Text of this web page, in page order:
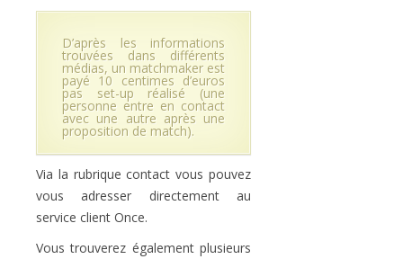
D’après les informations
trouvées dans différents
médias, un matchmaker est
payé 10 centimes d’euros
pas set-up réalisé (une
personne entre en contact
avec une autre après une
proposition de match).
Via la rubrique contact vous pouvez
vous adresser directement au
service client Once.
Vous trouverez également plusieurs